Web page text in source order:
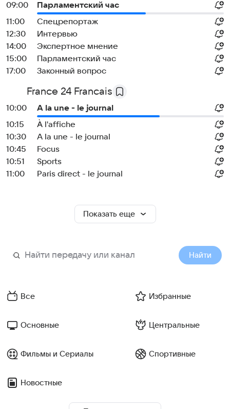
09:00
Парламентский час
11:00
Спецрепортаж
12:30
Интервью
14:00
Экспертное мнение
15:00
Парламентский час
17:00
Законный вопрос
France 24 Francais
10:00
A la une - le journal
10:15
À l'affiche
10:30
A la une - le journal
10:45
Focus
10:51
Sports
11:00
Paris direct - le journal
Показать еще
Найти
Все Избранные
Основные Центральные
Фильмы и Сериалы Спортивные
Новостные